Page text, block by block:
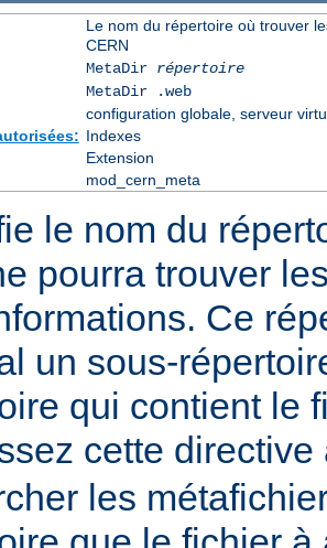
Le nom du répertoire où trouver
CERN
MetaDir répertoire
MetaDir .web
configuration globale, serveur
Indexes
Extension
mod_cern_meta
le nom du
pourra trouver
Ce
un sous-
qui contient le
cette directive
les